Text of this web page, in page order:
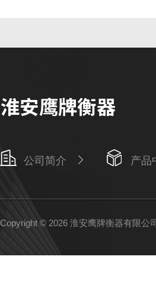
公司简介 产品
Copyright © 2026 淮安鹰牌衡器有限公